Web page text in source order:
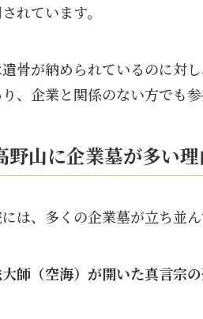
れています。
骨が納められているのに対
、企業と関係のない方でも
山に企業墓が多い理
は、多くの企業墓が立ち並ん
師（空海）が開いた真言宗